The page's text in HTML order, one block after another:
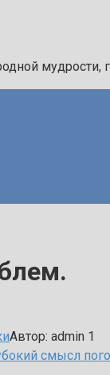
мудрости,
Автор: admin 1